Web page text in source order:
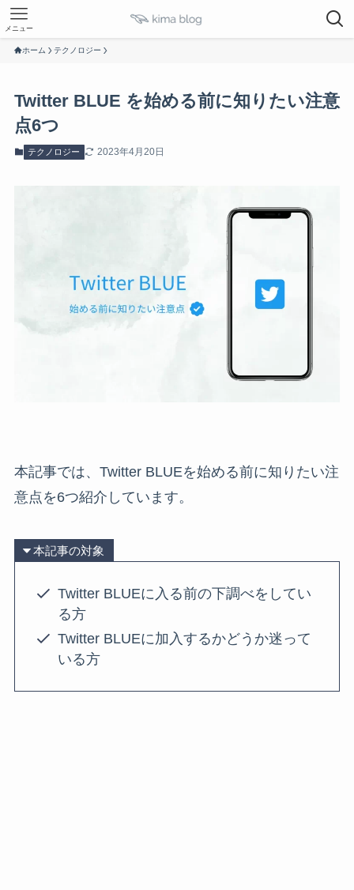
メニュー
ホーム テクノロジー
Twitter BLUE を始める前に知りたい注意
点6つ
テクノロジー 2023年4月20日
本記事では、Twitter BLUEを始める前に知りたい注
意点を6つ紹介しています。
本記事の対象
Twitter BLUEに入る前の下調べをしてい
る方
Twitter BLUEに加入するかどうか迷って
いる方